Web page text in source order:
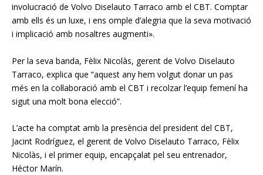
involucració de Volvo Diselauto Tarraco amb el CBT. Comptar
amb ells és un luxe, i ens omple d’alegria que la seva motivació
i implicació amb nosaltres augmenti».
Per la seva banda, Fèlix Nicolàs, gerent de Volvo Diselauto
Tarraco, explica que “aquest any hem volgut donar un pas
més en la col·laboració amb el CBT i recolzar l’equip femení ha
sigut una molt bona elecció”.
L’acte ha comptat amb la presència del president del CBT,
Jacint Rodríguez, el gerent de Volvo Diselauto Tarraco, Fèlix
Nicolàs, i el primer equip, encapçalat pel seu entrenador,
Héctor Marín.